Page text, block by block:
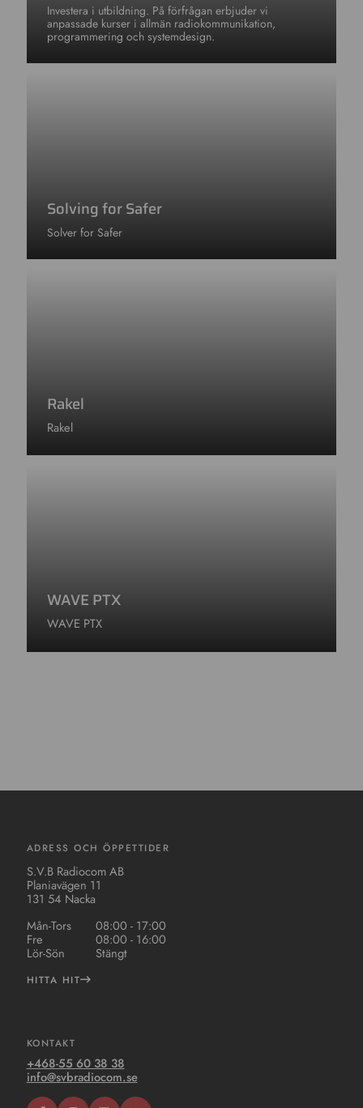
Investera i utbildning. På förfrågan erbjuder vi
anpassade kurser i allmän radiokommunikation,
programmering och systemdesign.
Solving for Safer
Solver for Safer
Rakel
Rakel
WAVE PTX
WAVE PTX
ADRESS OCH ÖPPETTIDER
S.V.B Radiocom AB
Planiavägen 11
131 54 Nacka
Mån-Tors
08:00 - 17:00
Fre 08:00 - 16:00
Lör-Sön Stängt
HITTA HIT
KONTAKT
+468-55 60 38 38
info@svbradiocom.se